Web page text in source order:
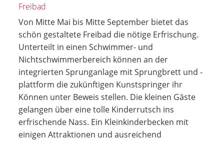
Freibad
Von Mitte Mai bis Mitte September bietet das
schön gestaltete Freibad die nötige Erfrischung.
Unterteilt in einen Schwimmer- und
Nichtschwimmerbereich können an der
integrierten Sprunganlage mit Sprungbrett und -
plattform die zukünftigen Kunstspringer ihr
Können unter Beweis stellen. Die kleinen Gäste
gelangen über eine tolle Kinderrutsch ins
erfrischende Nass. Ein Kleinkinderbecken mit
einigen Attraktionen und ausreichend